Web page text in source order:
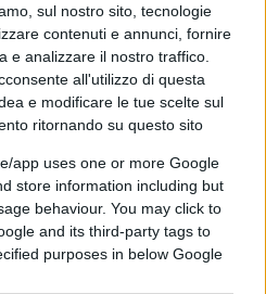
sul nostro sito, tecnologie
contenuti e annunci, fornire
e analizzare il nostro traffico.
all'utilizzo di questa
e modificare le tue scelte sul
ritornando su questo sito
app uses one or more Google
store information including but
behaviour. You may click to
and its third-party tags to
purposes in below Google
#GIUSTIZIA
10
Leggi i commenti
07/08/2026